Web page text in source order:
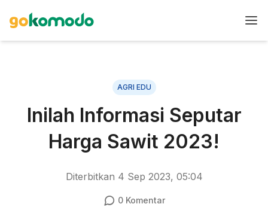
AGRI EDU
Inilah Informasi Seputar
Harga Sawit 2023!
Diterbitkan 4 Sep 2023, 05:04
0Komentar